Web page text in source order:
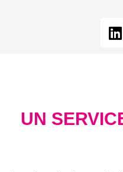
UN